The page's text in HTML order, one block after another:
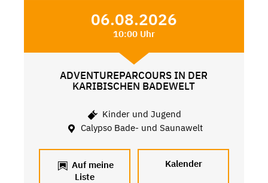
06.08.2026
10:00 Uhr
ADVENTUREPARCOURS IN DER
KARIBISCHEN BADEWELT
Kinder und Jugend
Calypso Bade- und Saunawelt
Auf meine
Liste
Kalender